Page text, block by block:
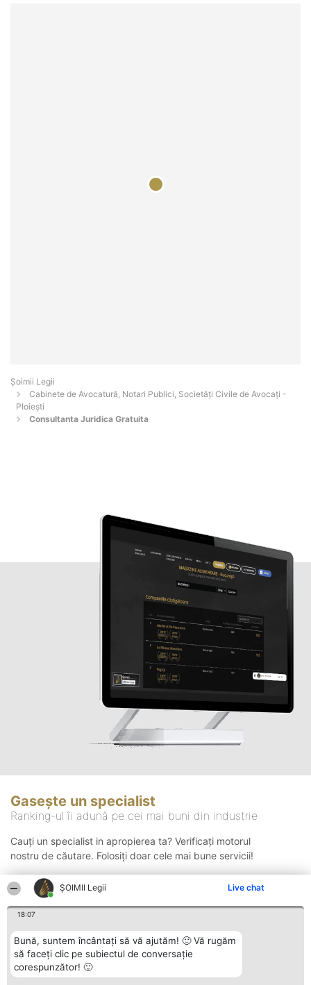
ȘOIMII Legii Live chat
18:07
Bună, suntem încântați să vă ajutăm! 🙂 Vă rugăm
să faceți clic pe subiectul de conversație
corespunzător! 🙂
Șoimii Legii
Cabinete de Avocatură, Notari Publici, Societăți Civile de Avocați -
Ploieşti
Consultanta Juridica Gratuita
Gasește un specialist
Ranking-ul îi adună pe cei mai buni din industrie
Cauți un specialist in apropierea ta? Verificați motorul
nostru de căutare. Folosiți doar cele mai bune servicii!